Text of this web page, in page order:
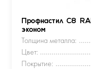
Профнастил С8
эконом
Толщина металла:
Цвет:
Покрытие: